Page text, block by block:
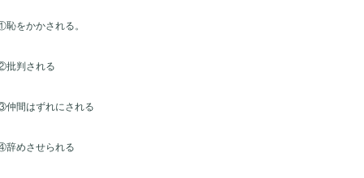
恥をかかされる。
批判される
仲間はずれにされる
辞めさせられる